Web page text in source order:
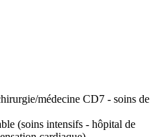
médecine CD7 - soins de
(soins intensifs - hôpital de